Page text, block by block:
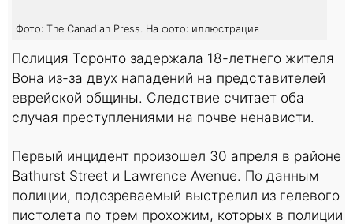
Фото: The Canadian Press. На фото: иллюстрация
Полиция Торонто задержала 18-летнего жителя
Вона из-за двух нападений на представителей
еврейской общины. Следствие считает оба
случая преступлениями на почве ненависти.
Первый инцидент произошел 30 апреля в районе
Bathurst Street и Lawrence Avenue. По данным
полиции, подозреваемый выстрелил из гелевого
пистолета по трем прохожим, которых в полиции